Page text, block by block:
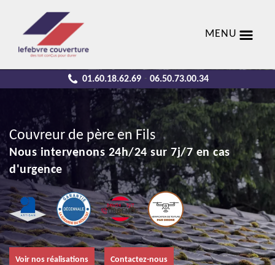
MENU
01.60.18.62.69 - 06.50.73.00.34
Couvreur de père en Fils
Nous intervenons 24h/24 sur 7j/7 en cas
d'urgence
Voir nos réalisations Contactez-nous